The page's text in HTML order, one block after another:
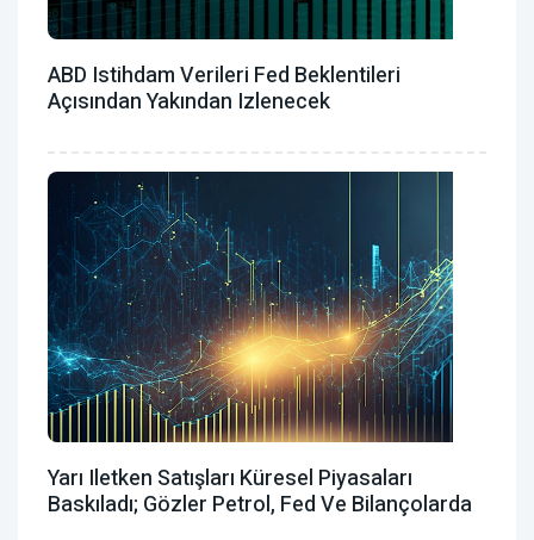
ABD Istihdam Verileri Fed Beklentileri
Açısından Yakından Izlenecek
Yarı Iletken Satışları Küresel Piyasaları
Baskıladı; Gözler Petrol, Fed Ve Bilançolarda